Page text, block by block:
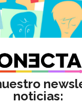
a través de la
noticias: